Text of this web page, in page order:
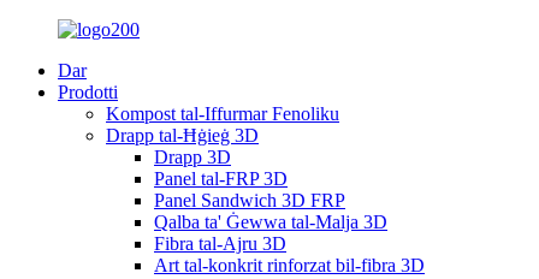
Dar
Prodotti
Kompost tal-Iffurmar Fenoliku
Drapp tal-Ħġieġ 3D
Drapp 3D
Panel tal-FRP 3D
Panel Sandwich 3D FRP
Qalba ta' Ġewwa tal-Malja 3D
Fibra tal-Ajru 3D
Art tal-konkrit rinforzat bil-fibra 3D